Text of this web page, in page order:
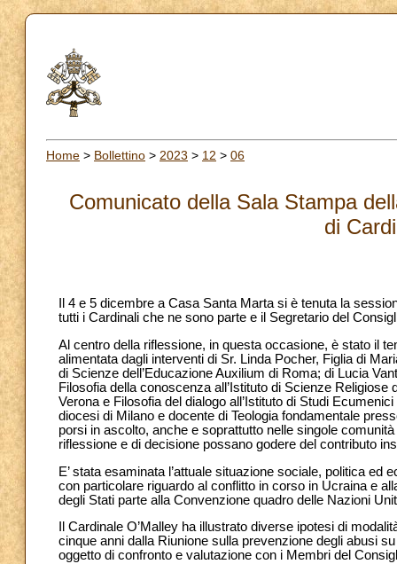
Home > Bollettino > 2023 > 12 > 06
Comunicato della Sala Stampa
di
Il 4 e 5 dicembre a Casa Santa Marta si è tenuta la
tutti i Cardinali che ne sono parte e il Segretario del
Al centro della riflessione, in questa occasione, è stato il
alimentata dagli interventi di Sr. Linda Pocher, Figlia di
di Scienze dell’Educazione Auxilium di Roma; di Lucia
Filosofia della conoscenza all’Istituto di Scienze
Verona e Filosofia del dialogo all’Istituto di Studi
diocesi di Milano e docente di Teologia fondamentale
porsi in ascolto, anche e soprattutto nelle singole
riflessione e di decisione possano godere del contributo
E’ stata esaminata l’attuale situazione sociale, politica
con particolare riguardo al conflitto in corso in Ucraina e
degli Stati parte alla Convenzione quadro delle Nazioni
Il Cardinale O’Malley ha illustrato diverse ipotesi di
cinque anni dalla Riunione sulla prevenzione degli abusi
oggetto di confronto e valutazione con i Membri del